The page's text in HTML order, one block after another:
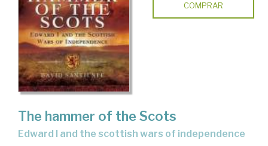
COMPRAR
The hammer of the Scots
Edward I and the scottish wars of independence